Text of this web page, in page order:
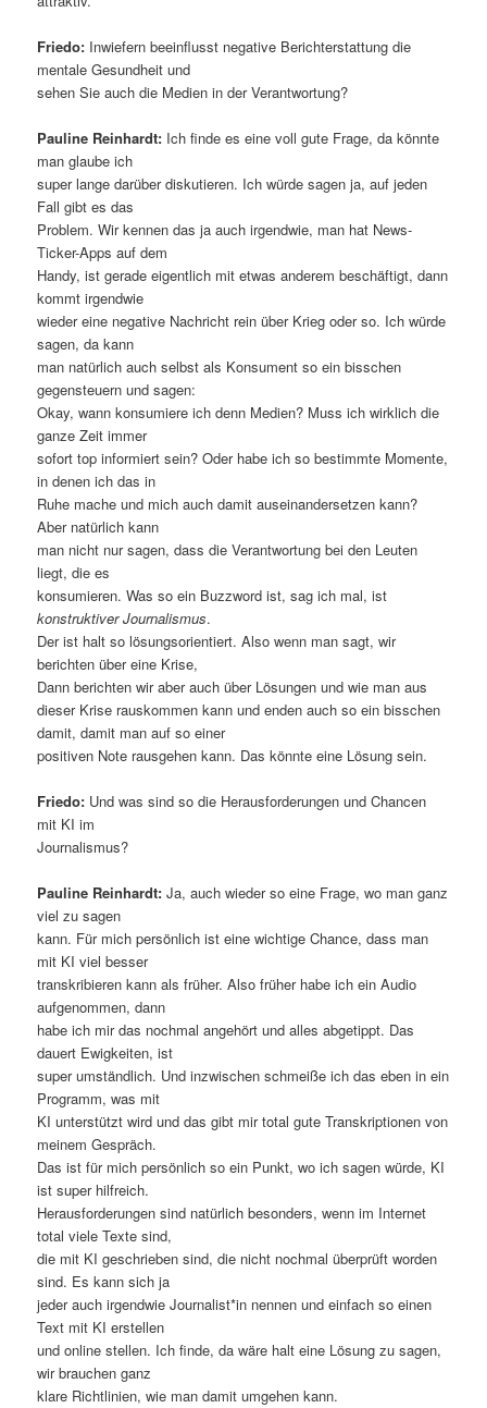
Friedo: Inwiefern beeinflusst negative Berichterstattung die
mentale Gesundheit und
sehen Sie auch die Medien in der Verantwortung?
Pauline Reinhardt: Ich finde es eine voll gute Frage, da könnte
man glaube ich
super lange darüber diskutieren. Ich würde sagen ja, auf jeden
Fall gibt es das
Problem. Wir kennen das ja auch irgendwie, man hat News-
Ticker-Apps auf dem
Handy, ist gerade eigentlich mit etwas anderem beschäftigt, dann
kommt irgendwie
wieder eine negative Nachricht rein über Krieg oder so. Ich würde
sagen, da kann
man natürlich auch selbst als Konsument so ein bisschen
gegensteuern und sagen:
Okay, wann konsumiere ich denn Medien? Muss ich wirklich die
ganze Zeit immer
sofort top informiert sein? Oder habe ich so bestimmte Momente,
in denen ich das in
Ruhe mache und mich auch damit auseinandersetzen kann?
Aber natürlich kann
man nicht nur sagen, dass die Verantwortung bei den Leuten
liegt, die es
konsumieren. Was so ein Buzzword ist, sag ich mal, ist
konstruktiver Journalismus.
Der ist halt so lösungsorientiert. Also wenn man sagt, wir
berichten über eine Krise,
Dann berichten wir aber auch über Lösungen und wie man aus
dieser Krise rauskommen kann und enden auch so ein bisschen
damit, damit man auf so einer
positiven Note rausgehen kann. Das könnte eine Lösung sein.
Friedo: Und was sind so die Herausforderungen und Chancen
mit KI im
Journalismus?
Pauline Reinhardt: Ja, auch wieder so eine Frage, wo man ganz
viel zu sagen
kann. Für mich persönlich ist eine wichtige Chance, dass man
mit KI viel besser
transkribieren kann als früher. Also früher habe ich ein Audio
aufgenommen, dann
habe ich mir das nochmal angehört und alles abgetippt. Das
dauert Ewigkeiten, ist
super umständlich. Und inzwischen schmeiße ich das eben in ein
Programm, was mit
KI unterstützt wird und das gibt mir total gute Transkriptionen von
meinem Gespräch.
Das ist für mich persönlich so ein Punkt, wo ich sagen würde, KI
ist super hilfreich.
Herausforderungen sind natürlich besonders, wenn im Internet
total viele Texte sind,
die mit KI geschrieben sind, die nicht nochmal überprüft worden
sind. Es kann sich ja
jeder auch irgendwie Journalist*in nennen und einfach so einen
Text mit KI erstellen
und online stellen. Ich finde, da wäre halt eine Lösung zu sagen,
wir brauchen ganz
klare Richtlinien, wie man damit umgehen kann.